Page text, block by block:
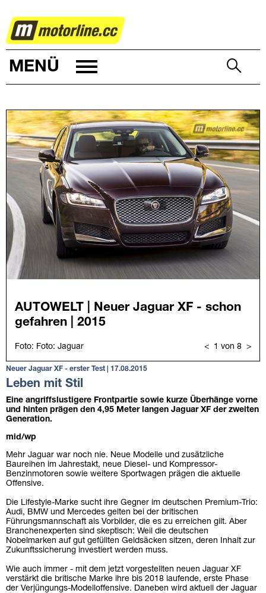
AUTOWELT
MENÜ
Neuer Jaguar XF - erster Test | 17.08.2015
Leben mit Stil
Eine angriffslustigere Frontpartie sowie kurze Überhänge vorne
und hinten prägen den 4,95 Meter langen Jaguar XF der zweiten
Generation.
mid/wp
Mehr Jaguar war noch nie. Neue Modelle und zusätzliche
Baureihen im Jahrestakt, neue Diesel- und Kompressor-
Benzinmotoren sowie weitere Sportwagen prägen die aktuelle
Offensive.
Die Lifestyle-Marke sucht ihre Gegner im deutschen Premium-Trio:
Audi, BMW und Mercedes gelten bei der britischen
Führungsmannschaft als Vorbilder, die es zu erreichen gilt. Aber
Branchenexperten sind skeptisch: Weil die deutschen
Nobelmarken auf gut gefüllten Geldsäcken sitzen, deren Inhalt zur
Zukunftssicherung investiert werden muss.
Wie auch immer - mit dem jetzt vorgestellten neuen Jaguar XF
verstärkt die britische Marke ihre bis 2018 laufende, erste Phase
der Verjüngungs-Modelloffensive. Daneben wird aktuell der Jaguar